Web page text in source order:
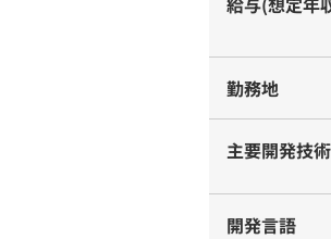
勤務地
主要開発技術
開発言語